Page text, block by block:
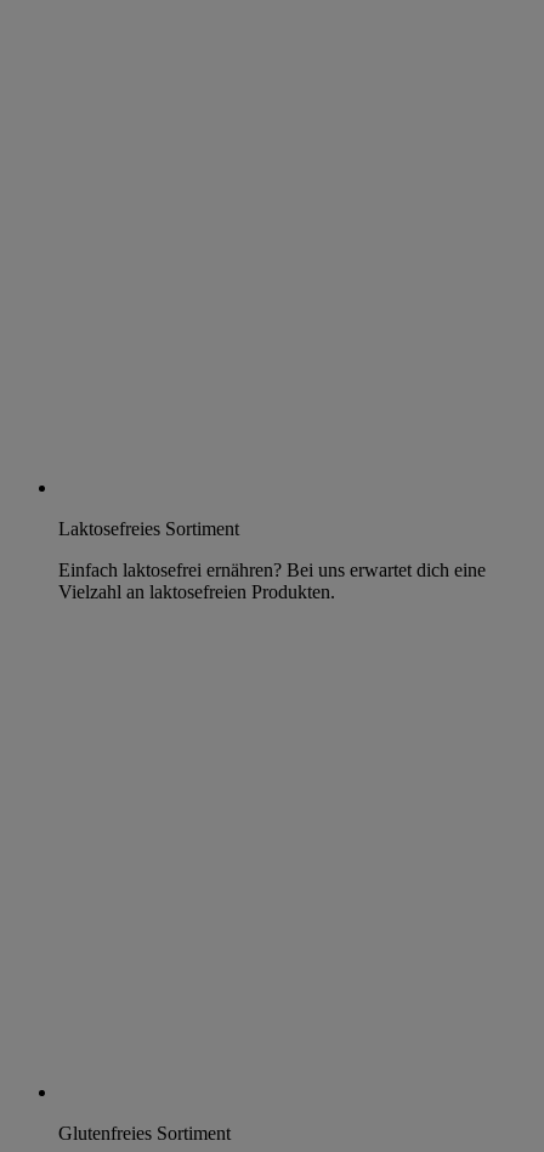
Laktosefreies Sortiment
Einfach laktosefrei ernähren? Bei uns erwartet dich eine
Vielzahl an laktosefreien Produkten.
Glutenfreies Sortiment